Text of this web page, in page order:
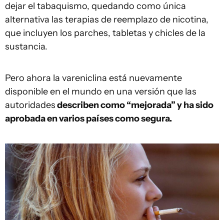
dejar el tabaquismo, quedando como única
alternativa las terapias de reemplazo de nicotina,
que incluyen los parches, tabletas y chicles de la
sustancia.
Pero ahora la vareniclina está nuevamente
disponible en el mundo en una versión que las
autoridadesdescriben como “mejorada” y ha sido
aprobada en varios países como segura.